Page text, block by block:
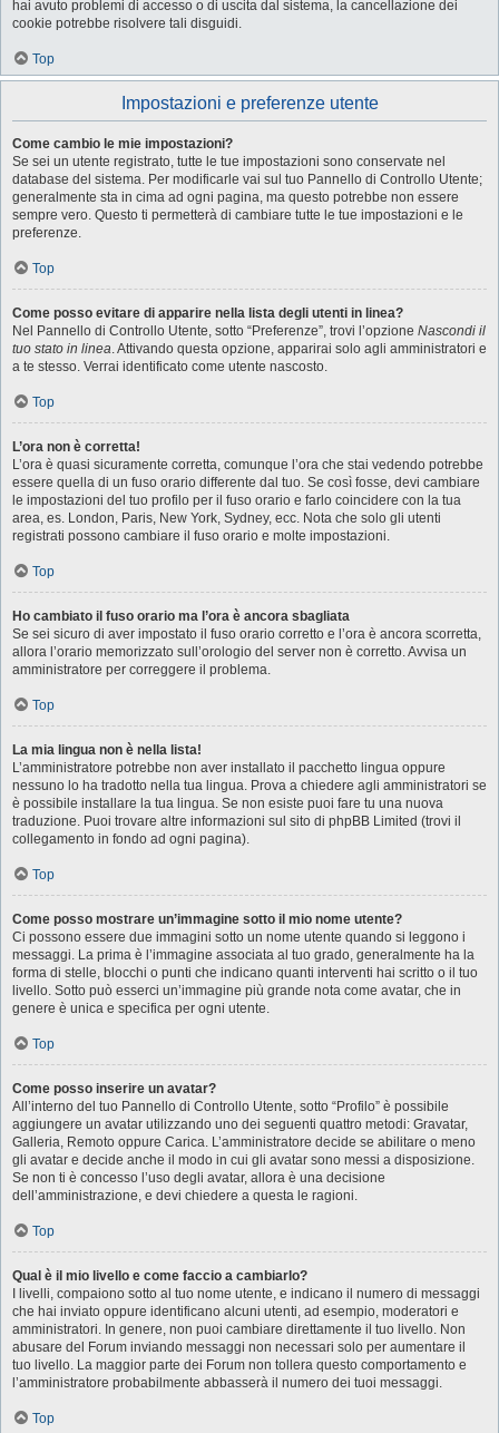
hai avuto problemi di accesso o di uscita dal sistema, la cancellazione dei
cookie potrebbe risolvere tali disguidi.
Top
Impostazioni e preferenze utente
Come cambio le mie impostazioni?
Se sei un utente registrato, tutte le tue impostazioni sono conservate nel
database del sistema. Per modificarle vai sul tuo Pannello di Controllo Utente;
generalmente sta in cima ad ogni pagina, ma questo potrebbe non essere
sempre vero. Questo ti permetterà di cambiare tutte le tue impostazioni e le
preferenze.
Top
Come posso evitare di apparire nella lista degli utenti in linea?
Nel Pannello di Controllo Utente, sotto “Preferenze”, trovi l’opzione Nascondi il
tuo stato in linea. Attivando questa opzione, apparirai solo agli amministratori e
a te stesso. Verrai identificato come utente nascosto.
Top
L’ora non è corretta!
L’ora è quasi sicuramente corretta, comunque l’ora che stai vedendo potrebbe
essere quella di un fuso orario differente dal tuo. Se così fosse, devi cambiare
le impostazioni del tuo profilo per il fuso orario e farlo coincidere con la tua
area, es. London, Paris, New York, Sydney, ecc. Nota che solo gli utenti
registrati possono cambiare il fuso orario e molte impostazioni.
Top
Ho cambiato il fuso orario ma l’ora è ancora sbagliata
Se sei sicuro di aver impostato il fuso orario corretto e l’ora è ancora scorretta,
allora l’orario memorizzato sull’orologio del server non è corretto. Avvisa un
amministratore per correggere il problema.
Top
La mia lingua non è nella lista!
L’amministratore potrebbe non aver installato il pacchetto lingua oppure
nessuno lo ha tradotto nella tua lingua. Prova a chiedere agli amministratori se
è possibile installare la tua lingua. Se non esiste puoi fare tu una nuova
traduzione. Puoi trovare altre informazioni sul sito di phpBB Limited (trovi il
collegamento in fondo ad ogni pagina).
Top
Come posso mostrare un’immagine sotto il mio nome utente?
Ci possono essere due immagini sotto un nome utente quando si leggono i
messaggi. La prima è l’immagine associata al tuo grado, generalmente ha la
forma di stelle, blocchi o punti che indicano quanti interventi hai scritto o il tuo
livello. Sotto può esserci un’immagine più grande nota come avatar, che in
genere è unica e specifica per ogni utente.
Top
Come posso inserire un avatar?
All’interno del tuo Pannello di Controllo Utente, sotto “Profilo” è possibile
aggiungere un avatar utilizzando uno dei seguenti quattro metodi: Gravatar,
Galleria, Remoto oppure Carica. L’amministratore decide se abilitare o meno
gli avatar e decide anche il modo in cui gli avatar sono messi a disposizione.
Se non ti è concesso l’uso degli avatar, allora è una decisione
dell’amministrazione, e devi chiedere a questa le ragioni.
Top
Qual è il mio livello e come faccio a cambiarlo?
I livelli, compaiono sotto al tuo nome utente, e indicano il numero di messaggi
che hai inviato oppure identificano alcuni utenti, ad esempio, moderatori e
amministratori. In genere, non puoi cambiare direttamente il tuo livello. Non
abusare del Forum inviando messaggi non necessari solo per aumentare il
tuo livello. La maggior parte dei Forum non tollera questo comportamento e
l’amministratore probabilmente abbasserà il numero dei tuoi messaggi.
Top